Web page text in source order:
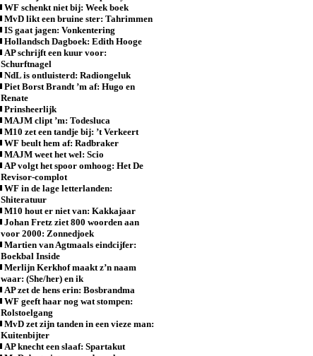
WF schenkt niet bij: Week boek
MvD likt een bruine ster: Tahrimmen
IS gaat jagen: Vonkentering
Hollandsch Dagboek: Edith Hooge
AP schrijft een kuur voor:
Schurftnagel
NdL is ontluisterd: Radiongeluk
Piet Borst Brandt ’m af: Hugo en
Renate
Prinsheerlijk
MAJM clipt ’m: Todesluca
M10 zet een tandje bij: ’t Verkeert
WF beult hem af: Radbraker
MAJM weet het wel: Scio
AP volgt het spoor omhoog: Het De
Revisor-complot
WF in de lage letterlanden:
Shiteratuur
M10 hout er niet van: Kakkajaar
Johan Fretz ziet 800 woorden aan
voor 2000: Zonnedjoek
Martien van Agtmaals eindcijfer:
Boekbal Inside
Merlijn Kerkhof maakt z’n naam
waar: (She/her) en ik
AP zet de hens erin: Bosbrandma
WF geeft haar nog wat stompen:
Rolstoelgang
MvD zet zijn tanden in een vieze man:
Kuitenbijter
AP knecht een slaaf: Spartakut